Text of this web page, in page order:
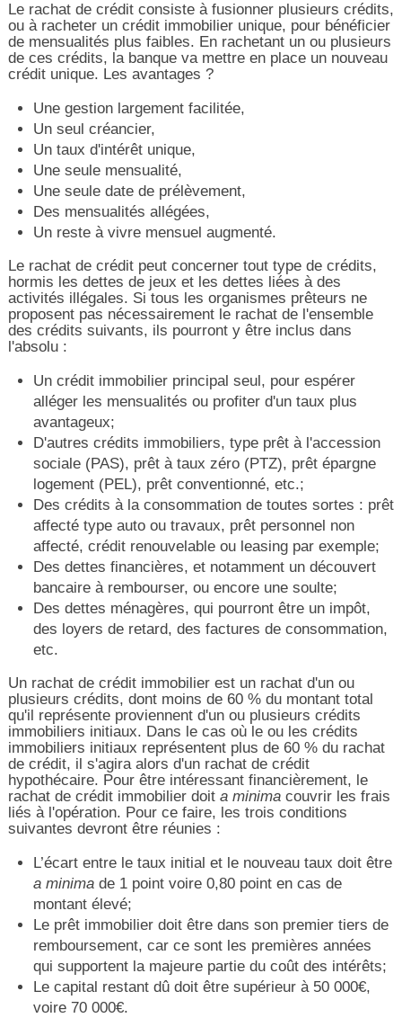
Le rachat de crédit consiste à fusionner plusieurs crédits,
ou à racheter un crédit immobilier unique, pour bénéficier
de mensualités plus faibles. En rachetant un ou plusieurs
de ces crédits, la banque va mettre en place un nouveau
crédit unique. Les avantages ?
Une gestion largement facilitée,
Un seul créancier,
Un taux d'intérêt unique,
Une seule mensualité,
Une seule date de prélèvement,
Des mensualités allégées,
Un reste à vivre mensuel augmenté.
Le rachat de crédit peut concerner tout type de crédits,
hormis les dettes de jeux et les dettes liées à des
activités illégales. Si tous les organismes prêteurs ne
proposent pas nécessairement le rachat de l'ensemble
des crédits suivants, ils pourront y être inclus dans
l'absolu :
Un crédit immobilier principal seul, pour espérer
alléger les mensualités ou profiter d'un taux plus
avantageux;
D'autres crédits immobiliers, type prêt à l'accession
sociale (PAS), prêt à taux zéro (PTZ), prêt épargne
logement (PEL), prêt conventionné, etc.;
Des crédits à la consommation de toutes sortes : prêt
affecté type auto ou travaux, prêt personnel non
affecté, crédit renouvelable ou leasing par exemple;
Des dettes financières, et notamment un découvert
bancaire à rembourser, ou encore une soulte;
Des dettes ménagères, qui pourront être un impôt,
des loyers de retard, des factures de consommation,
etc.
Un rachat de crédit immobilier est un rachat d'un ou
plusieurs crédits, dont moins de 60 % du montant total
qu'il représente proviennent d'un ou plusieurs crédits
immobiliers initiaux. Dans le cas où le ou les crédits
immobiliers initiaux représentent plus de 60 % du rachat
de crédit, il s'agira alors d'un rachat de crédit
hypothécaire. Pour être intéressant financièrement, le
rachat de crédit immobilier doit a minimacouvrir les frais
liés à l'opération. Pour ce faire, les trois conditions
suivantes devront être réunies :
L’écart entre le taux initial et le nouveau taux doit être
a minimade 1 point voire 0,80 point en cas de
montant élevé;
Le prêt immobilier doit être dans son premier tiers de
remboursement, car ce sont les premières années
qui supportent la majeure partie du coût des intérêts;
Le capital restant dû doit être supérieur à 50 000€,
voire 70 000€.